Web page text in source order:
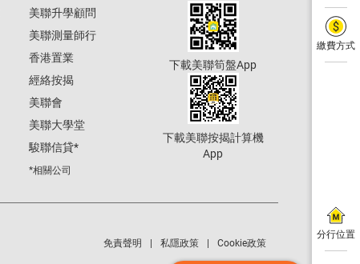
繳費方式
分行位置
美聯升學顧問
美聯測量師行
香港置業
經絡按揭
美聯會
美聯大學堂
駿聯信貸*
*相關公司
下載美聯筍盤App
下載美聯按揭計算機
App
免責聲明 私隱政策 Cookie政策